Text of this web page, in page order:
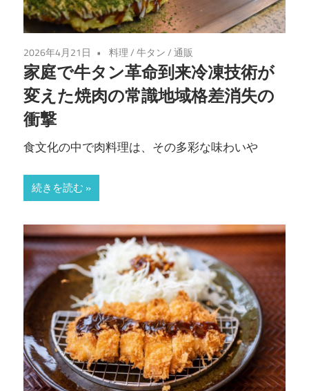
2026年4月21日 料理/牛タン/通販
家庭で牛タン革命到来冷凍技術が
変えた焼肉の常識地域格差消失の
衝撃
食文化の中で肉料理は、その多彩な味わいや
続きを読む